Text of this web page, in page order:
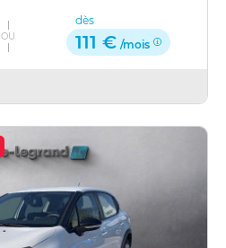
OU
dès
111 € /mois